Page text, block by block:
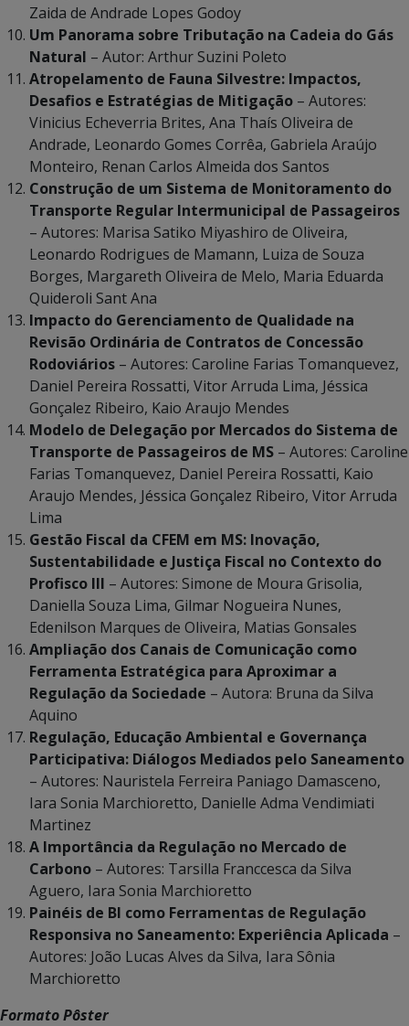
Zaida de Andrade Lopes Godoy
Um Panorama sobre Tributação na Cadeia do Gás
Natural – Autor: Arthur Suzini Poleto
Atropelamento de Fauna Silvestre: Impactos,
Desafios e Estratégias de Mitigação – Autores:
Vinicius Echeverria Brites, Ana Thaís Oliveira de
Andrade, Leonardo Gomes Corrêa, Gabriela Araújo
Monteiro, Renan Carlos Almeida dos Santos
Construção de um Sistema de Monitoramento do
Transporte Regular Intermunicipal de Passageiros
– Autores: Marisa Satiko Miyashiro de Oliveira,
Leonardo Rodrigues de Mamann, Luiza de Souza
Borges, Margareth Oliveira de Melo, Maria Eduarda
Quideroli Sant Ana
Impacto do Gerenciamento de Qualidade na
Revisão Ordinária de Contratos de Concessão
Rodoviários – Autores: Caroline Farias Tomanquevez,
Daniel Pereira Rossatti, Vitor Arruda Lima, Jéssica
Gonçalez Ribeiro, Kaio Araujo Mendes
Modelo de Delegação por Mercados do Sistema de
Transporte de Passageiros de MS – Autores: Caroline
Farias Tomanquevez, Daniel Pereira Rossatti, Kaio
Araujo Mendes, Jéssica Gonçalez Ribeiro, Vitor Arruda
Lima
Gestão Fiscal da CFEM em MS: Inovação,
Sustentabilidade e Justiça Fiscal no Contexto do
Profisco III – Autores: Simone de Moura Grisolia,
Daniella Souza Lima, Gilmar Nogueira Nunes,
Edenilson Marques de Oliveira, Matias Gonsales
Ampliação dos Canais de Comunicação como
Ferramenta Estratégica para Aproximar a
Regulação da Sociedade – Autora: Bruna da Silva
Aquino
Regulação, Educação Ambiental e Governança
Participativa: Diálogos Mediados pelo Saneamento
– Autores: Nauristela Ferreira Paniago Damasceno,
Iara Sonia Marchioretto, Danielle Adma Vendimiati
Martinez
A Importância da Regulação no Mercado de
Carbono – Autores: Tarsilla Franccesca da Silva
Aguero, Iara Sonia Marchioretto
Painéis de BI como Ferramentas de Regulação
Responsiva no Saneamento: Experiência Aplicada –
Autores: João Lucas Alves da Silva, Iara Sônia
Marchioretto
Formato Pôster